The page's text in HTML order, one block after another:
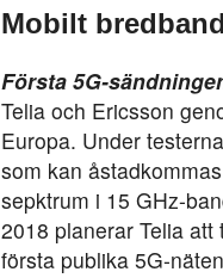
Mobilt
Första 5G-
Telia och Ericsson
Europa. Under
som kan
sepktrum i 15 GHz-
2018 planerar Telia
första publika 5G-